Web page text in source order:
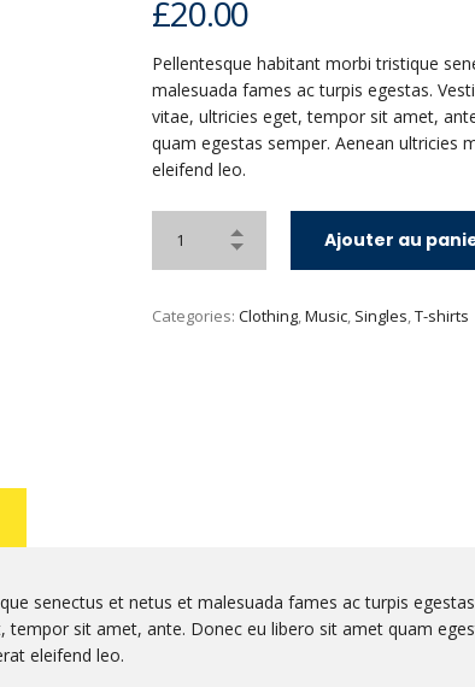
£20.00
Pellentesque habitant morbi tristique
malesuada fames ac turpis egestas.
vitae, ultricies eget, tempor sit amet,
quam egestas semper. Aenean ultricies
eleifend leo.
Ajouter au
Categories: Clothing,Music, Singles,T-shirts
senectus et netus et malesuada fames ac turpis
tempor sit amet, ante. Donec eu libero sit amet quam
eleifend leo.